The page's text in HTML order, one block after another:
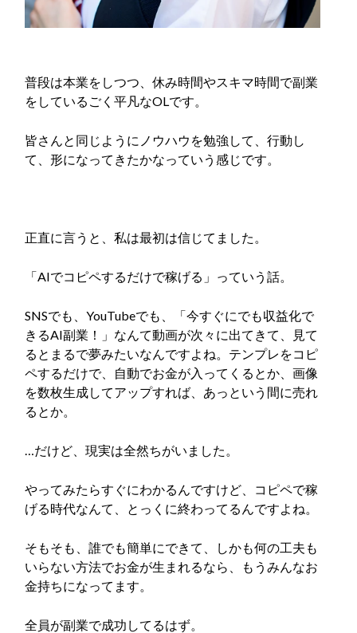
普段は本業をしつつ、休み時間やスキマ時間で副業
をしているごく平凡なOLです。
皆さんと同じようにノウハウを勉強して、行動し
て、形になってきたかなっていう感じです。
正直に言うと、私は最初は信じてました。
「AIでコピペするだけで稼げる」っていう話。
SNSでも、YouTubeでも、「今すぐにでも収益化で
きるAI副業！」なんて動画が次々に出てきて、見て
るとまるで夢みたいなんですよね。テンプレをコピ
ペするだけで、自動でお金が入ってくるとか、画像
を数枚生成してアップすれば、あっという間に売れ
るとか。
…だけど、現実は全然ちがいました。
やってみたらすぐにわかるんですけど、コピペで稼
げる時代なんて、とっくに終わってるんですよね。
そもそも、誰でも簡単にできて、しかも何の工夫も
いらない方法でお金が生まれるなら、もうみんなお
金持ちになってます。
全員が副業で成功してるはず。